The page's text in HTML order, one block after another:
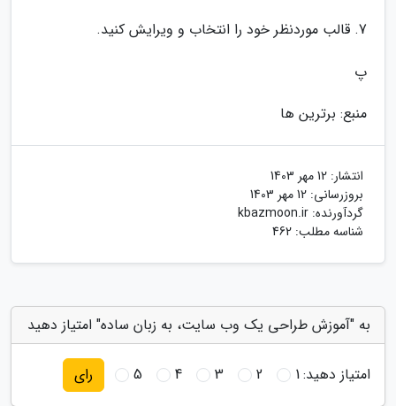
7. قالب موردنظر خود را انتخاب و ویرایش کنید.
پ
منبع: برترین ها
انتشار: 12 مهر 1403
بروزرسانی: 12 مهر 1403
گردآورنده: kbazmoon.ir
شناسه مطلب: 462
به "آموزش طراحی یک وب سایت، به زبان ساده" امتیاز دهید
امتیاز دهید:1
2
3
4
5 رای